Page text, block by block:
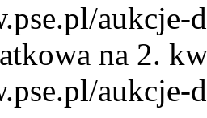
na 2.
aukcje-